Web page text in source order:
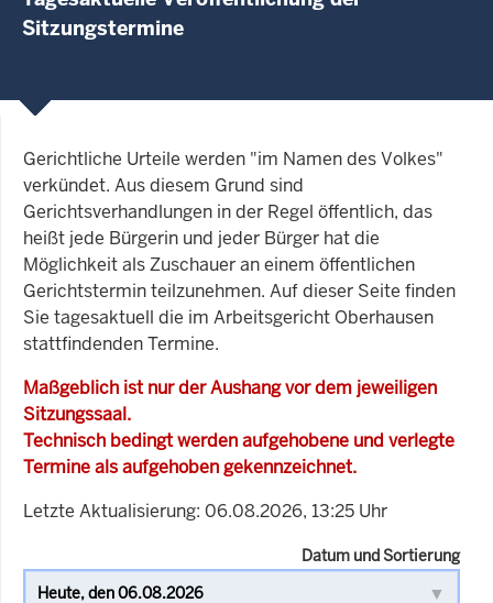
Sitzungstermine
Gerichtliche Urteile werden "im Namen des Volkes"
verkündet. Aus diesem Grund sind
Gerichtsverhandlungen in der Regel öffentlich, das
heißt jede Bürgerin und jeder Bürger hat die
Möglichkeit als Zuschauer an einem öffentlichen
Gerichtstermin teilzunehmen. Auf dieser Seite finden
Sie tagesaktuell die im Arbeitsgericht Oberhausen
stattfindenden Termine.
Maßgeblich ist nur der Aushang vor dem jeweiligen
Sitzungssaal.
Technisch bedingt werden aufgehobene und verlegte
Termine als aufgehoben gekennzeichnet.
Letzte Aktualisierung: 06.08.2026, 13:25 Uhr
Datum und Sortierung